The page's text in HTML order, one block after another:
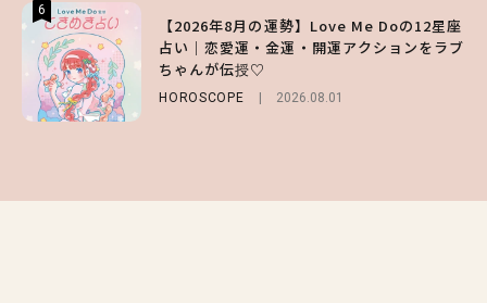
6
【2026年8月の運勢】Love Me Doの12星座
占い｜恋愛運・金運・開運アクションをラブ
ちゃんが伝授♡
HOROSCOPE 2026.08.01
6
【SNIDEL】長濱ねるとロマンティックトラ
ッドな秋はじめ｜2026秋の新作コーデ4選
6
【GU】夏の“主役級”アイテム決定！ヘルシ
ー＆可愛すぎる「大人の肌見せ」トップス3
選
FASHION 2026.07.19